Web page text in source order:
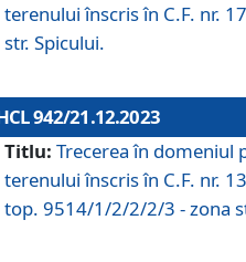
terenului înscris în C.F. nr.
str. Spicului.
942/21.12.2023
Titlu: Trecerea în domeniul
terenului înscris în C.F. nr.
top. 9514/1/2/2/2/3 - zona